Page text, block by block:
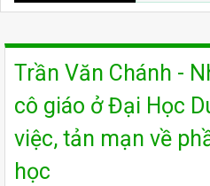
Trần Văn Chánh -
cô giáo ở Đại Học
việc, tản mạn về
học